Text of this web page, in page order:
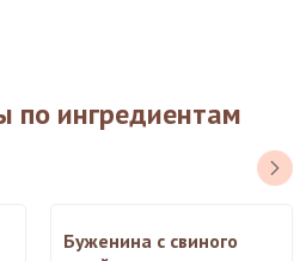
по ингредиентам
Буженина с свиного